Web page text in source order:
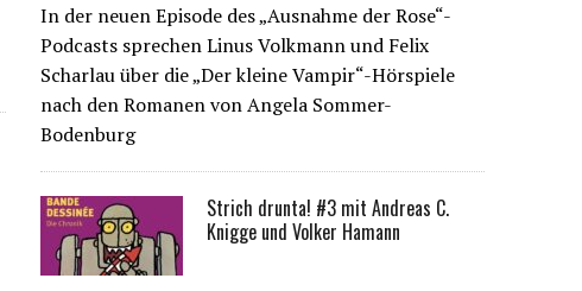
In der neuen Episode des „Ausnahme der Rose“-
Podcasts sprechen Linus Volkmann und Felix
Scharlau über die „Der kleine Vampir“-Hörspiele
nach den Romanen von Angela Sommer-
Bodenburg
Strich drunta! #3 mit Andreas C.
Knigge und Volker Hamann